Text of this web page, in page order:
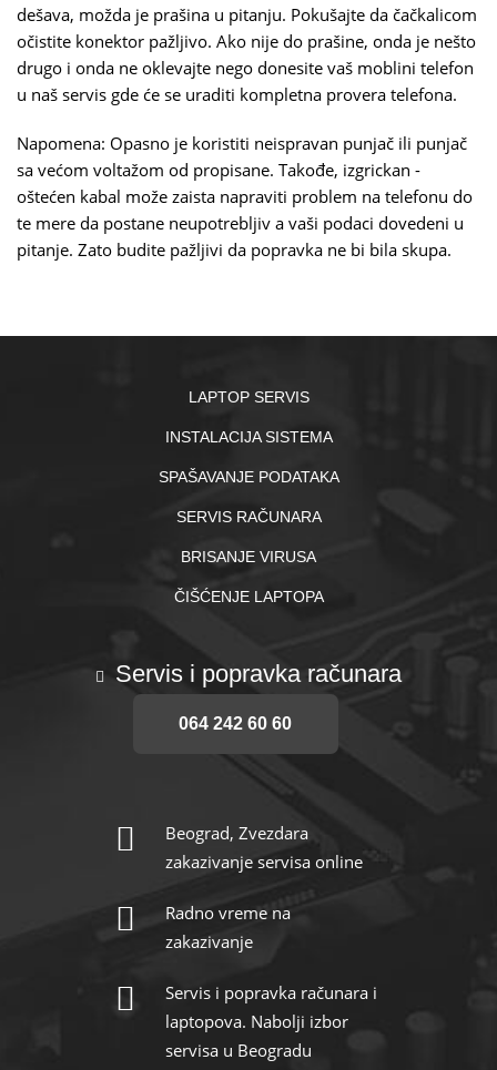
dešava, možda je prašina u pitanju. Pokušajte da čačkalicom
očistite konektor pažljivo. Ako nije do prašine, onda je nešto
drugo i onda ne oklevajte nego donesite vaš moblini telefon
u naš servis gde će se uraditi kompletna provera telefona.
Napomena: Opasno je koristiti neispravan punjač ili punjač
sa većom voltažom od propisane. Takođe, izgrickan -
oštećen kabal može zaista napraviti problem na telefonu do
te mere da postane neupotrebljiv a vaši podaci dovedeni u
pitanje. Zato budite pažljivi da popravka ne bi bila skupa.
LAPTOP SERVIS
INSTALACIJA SISTEMA
SPAŠAVANJE PODATAKA
SERVIS RAČUNARA
BRISANJE VIRUSA
ČIŠĆENJE LAPTOPA
Servis i popravka računara
064 242 60 60
Beograd, Zvezdara
zakazivanje servisa online
Radno vreme na
zakazivanje
Servis i popravka računara i
laptopova. Nabolji izbor
servisa u Beogradu